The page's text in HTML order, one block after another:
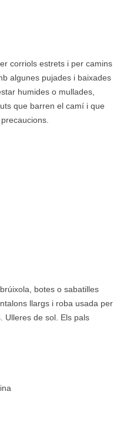
corriols estrets i per camins
algunes pujades i baixades
humides o mullades,
que barren el camí i que
botes o sabatilles
llargs i roba usada per
Ulleres de sol. Els pals